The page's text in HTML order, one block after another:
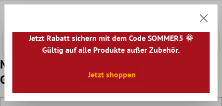
Muster Metro Wandfliesen Dublin Hellrot
Glänzend 10x20cm
Jetzt Rabatt sichern mit dem Code SOMMER5 🌞
Gültig auf alle Produkte außer Zubehör.
Jetzt shoppen